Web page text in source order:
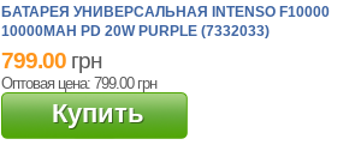
БАТАРЕЯ УНИВЕРСАЛЬНАЯ INTENSO F10000
10000MAH PD 20W PURPLE (7332033)
799.00 грн
Оптовая цена: 799.00 грн
Купить